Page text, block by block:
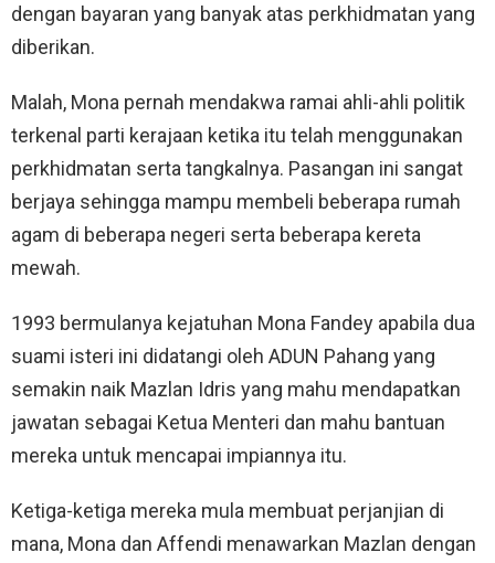
dengan bayaran yang banyak atas perkhidmatan yang
diberikan.
Malah, Mona pernah mendakwa ramai ahli-ahli politik
terkenal parti kerajaan ketika itu telah menggunakan
perkhidmatan serta tangkalnya. Pasangan ini sangat
berjaya sehingga mampu membeli beberapa rumah
agam di beberapa negeri serta beberapa kereta
mewah.
1993 bermulanya kejatuhan Mona Fandey apabila dua
suami isteri ini didatangi oleh ADUN Pahang yang
semakin naik Mazlan Idris yang mahu mendapatkan
jawatan sebagai Ketua Menteri dan mahu bantuan
mereka untuk mencapai impiannya itu.
Ketiga-ketiga mereka mula membuat perjanjian di
mana, Mona dan Affendi menawarkan Mazlan dengan